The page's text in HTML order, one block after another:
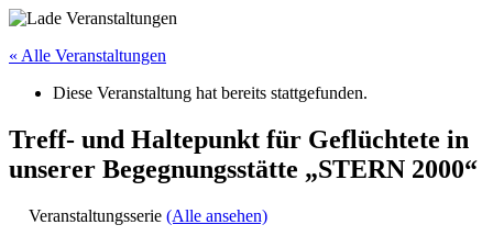
« Alle Veranstaltungen
Diese Veranstaltung hat bereits stattgefunden.
Treff- und Haltepunkt für Geflüchtete in
unserer Begegnungsstätte „STERN 2000“
Veranstaltungsserie (Alle ansehen)